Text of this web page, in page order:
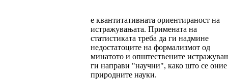
е квантитативната ориентираност на
истражувањата. Примената на
статистиката треба да ги надмине
недостатоците на формализмот од
минатото и општествените
ги направи "научни", како што се
природните науки.